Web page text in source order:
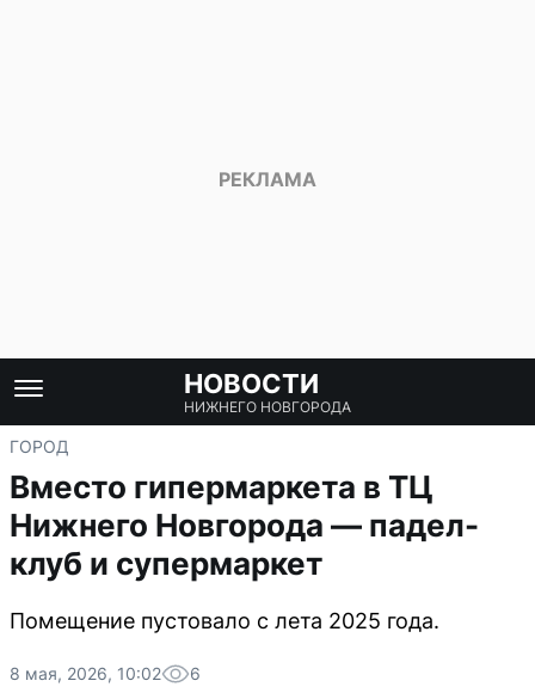
НОВОСТИ
НИЖНЕГО НОВГОРОДА
ГОРОД
Вместо гипермаркета в ТЦ
Нижнего Новгорода — падел-
клуб и супермаркет
Помещение пустовало с лета 2025 года.
8 мая, 2026, 10:02 6